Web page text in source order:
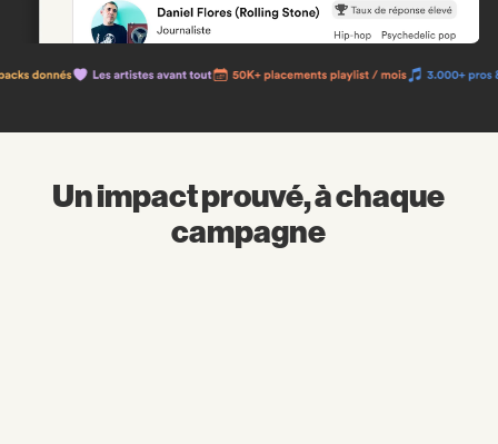
Un impact prouvé, à chaque
campagne